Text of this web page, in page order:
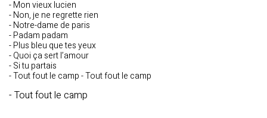
- Mon vieux lucien
- Non, je ne regrette rien
- Notre-dame de paris
- Padam padam
- Plus bleu que tes yeux
- Quoi ça sert l’amour
- Si tu partais
- Tout fout le camp - Tout fout le camp
- Tout fout le camp